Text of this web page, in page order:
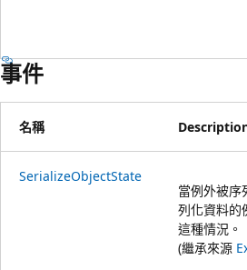
事件
名稱
SerializeObjectState
當例外被序
列化資料的
這種情況。
(繼承來源